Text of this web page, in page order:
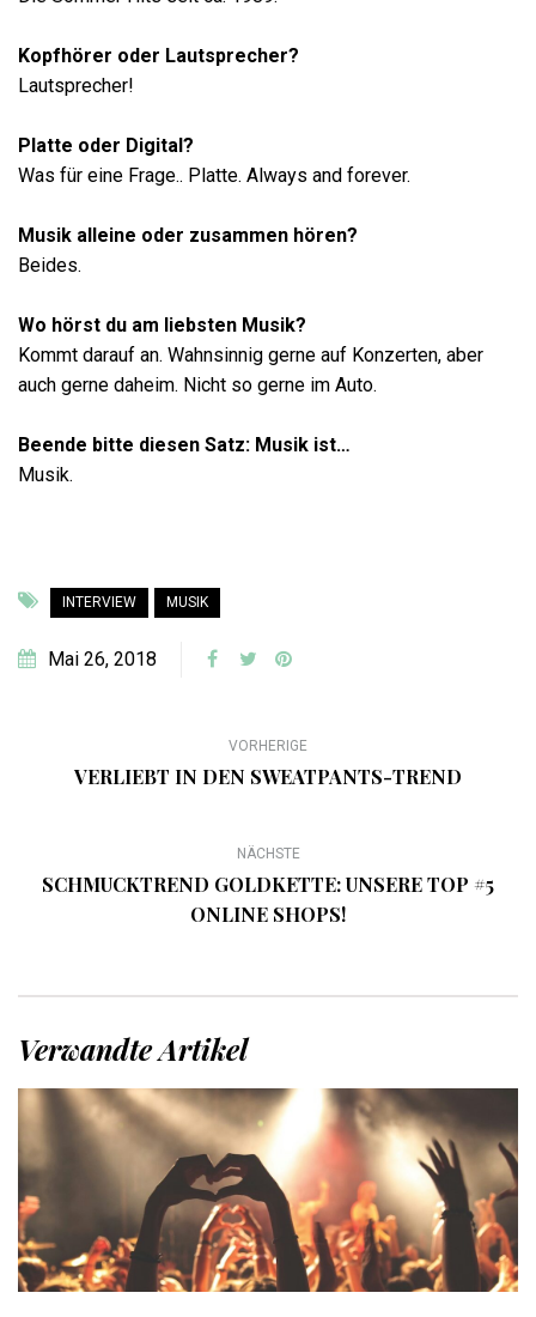
Kopfhörer oder Lautsprecher?
Lautsprecher!
Platte oder Digital?
Was für eine Frage.. Platte. Always and forever.
Musik alleine oder zusammen hören?
Beides.
Wo hörst du am liebsten Musik?
Kommt darauf an. Wahnsinnig gerne auf Konzerten, aber
auch gerne daheim. Nicht so gerne im Auto.
Beende bitte diesen Satz: Musik ist…
Musik.
INTERVIEW MUSIK
Mai 26, 2018
VORHERIGE
VERLIEBT IN DEN SWEATPANTS-TREND
NÄCHSTE
SCHMUCKTREND GOLDKETTE: UNSERE TOP #5
ONLINE SHOPS!
Verwandte Artikel